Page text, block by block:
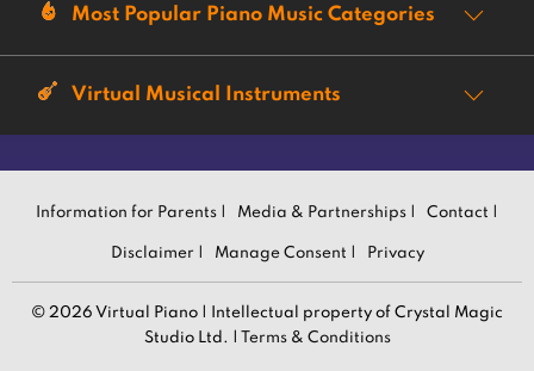
Most Popular Piano Music Categories
Virtual Musical Instruments
Information for Parents | Media & Partnerships | Contact |
Disclaimer | Manage Consent | Privacy
© 2026 Virtual Piano | Intellectual property of Crystal Magic
Studio Ltd. |
Terms & Conditions